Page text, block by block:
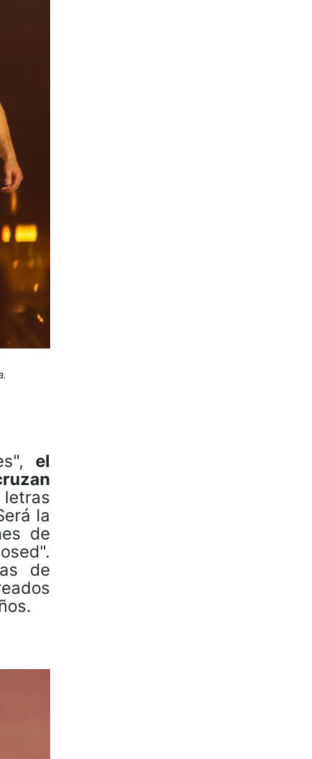
el
la
de
de